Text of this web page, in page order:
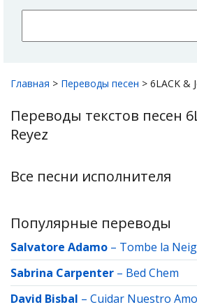
Главная > Переводы песен > 6LACK &
Переводы текстов песен
Reyez
Все песни исполнителя
Популярные переводы
Salvatore Adamo – Tombe la
Sabrina Carpenter – Bed Chem
David Bisbal – Cuidar Nuestro